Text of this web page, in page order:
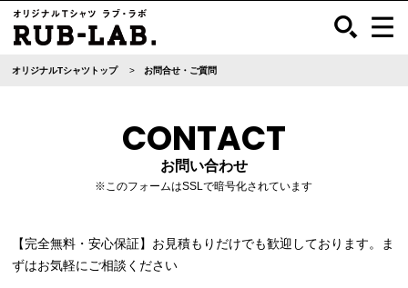
オリジナルTシャツトップ お問合せ・ご質問
CONTACT
お問い合わせ
※このフォームはSSLで暗号化されています
【完全無料・安心保証】お見積もりだけでも歓迎しております。ま
ずはお気軽にご相談ください